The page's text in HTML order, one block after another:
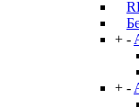
+ -
+ -